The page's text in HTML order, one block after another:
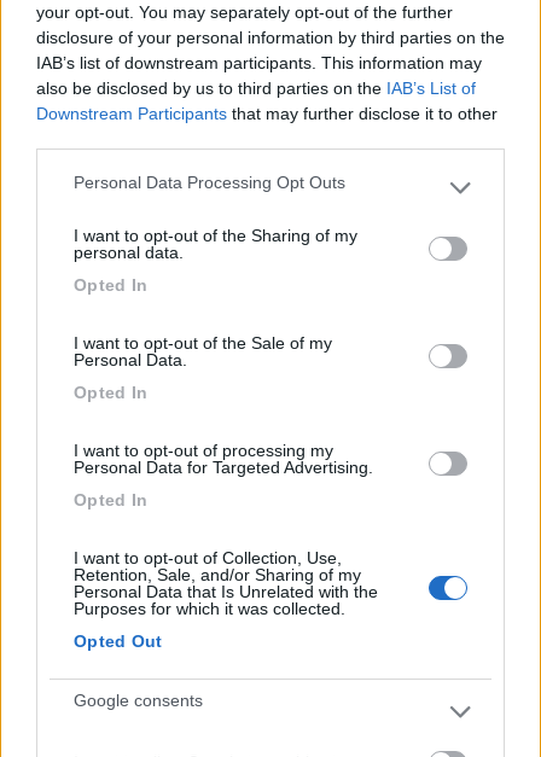
your opt-out. You may separately opt-out of the further
disclosure of your personal information by third parties on the
IAB’s list of downstream participants. This information may
also be disclosed by us to third parties on the IAB’s List of
Downstream Participants that may further disclose it to other
Please note that this website/app uses one or more Google
not limited to your visit or usage behaviour. You may click to
grant or deny consent to Google and its third-party tags to
use your data for below specified purposes in below Google
Personal Data Processing Opt Outs
I want to opt-out of the Sharing of my
personal data.
Opted In
I want to opt-out of the Sale of my
Personal Data.
Opted In
I want to opt-out of processing my
Personal Data for Targeted Advertising.
Opted In
I want to opt-out of Collection, Use,
Retention, Sale, and/or Sharing of my
Personal Data that Is Unrelated with the
Purposes for which it was collected.
Opted Out
Google consents
Agriturismo 2 Palme
7,9 48
Servizi / Posizione
Area di sosta (PS)